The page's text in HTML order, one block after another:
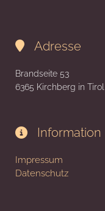
 Adresse
Brandseite 53
6365 Kirchberg in Tirol
 Information
Impressum
Datenschutz